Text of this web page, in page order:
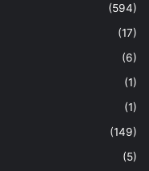
(594)
(17)
(6)
(1)
(1)
(149)
(5)